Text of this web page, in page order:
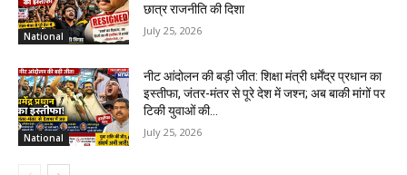
National
छात्र राजनीति की दिशा
July 25, 2026
National
नीट आंदोलन की बड़ी जीत: शिक्षा मंत्री धर्मेंद्र प्रधान का
इस्तीफा, जंतर-मंतर से पूरे देश में जश्न; अब बाकी मांगों पर
टिकी युवाओं की...
July 25, 2026